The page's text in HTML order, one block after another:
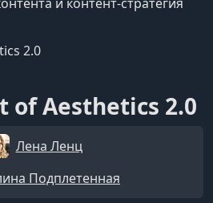
2.0
of Aesthetics 2.0
Лена Ленц
Подплетенная